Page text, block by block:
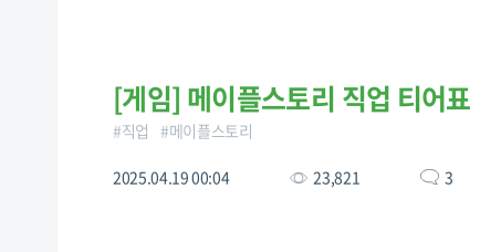
[게임] 메이플스토리 직업 티어표
#직업 #메이플스토리
2025.04.19 00:04 23,821 3